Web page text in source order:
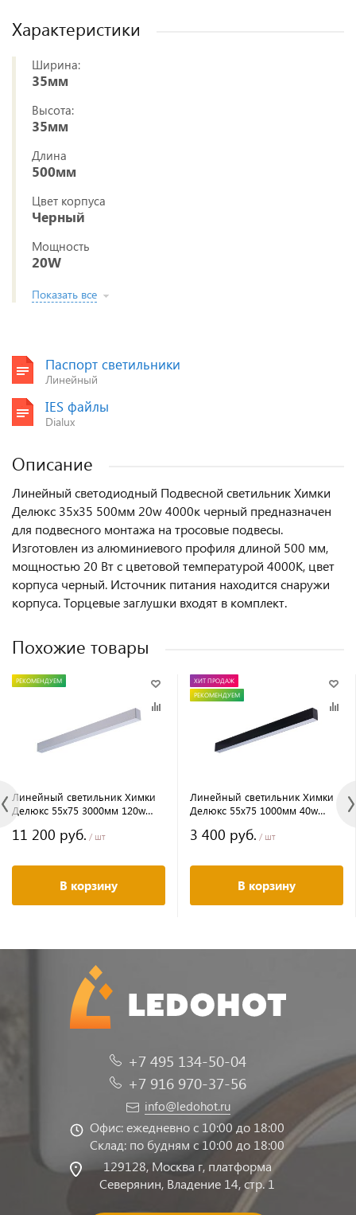
Характеристики
Ширина:
35мм
Высота:
35мм
Длина
500мм
Цвет корпуса
Черный
Мощность
20W
Показать все
Паспорт светильники
Линейный
IES файлы
Dialux
Описание
Линейный светодиодный Подвесной светильник Химки
Делюкс 35х35 500мм 20w 4000к черный предназначен
для подвесного монтажа на тросовые подвесы.
Изготовлен из алюминиевого профиля длиной 500 мм,
мощностью 20 Вт c цветовой температурой 4000K, цвет
корпуса черный. Источник питания находится снаружи
корпуса. Торцевые заглушки входят в комплект.
Похожие товары
РЕКОМЕНДУЕМ
Линейный светильник Химки
Делюкс 55х75 3000мм 120w
11 200 руб. / шт
В корзину
ХИТ ПРОДАЖ
РЕКОМЕНДУЕМ
Линейный светильник Химки
Делюкс 55х75 1000мм 40w
3 400 руб. / шт
В корзину
+7 495 134-50-04
+7 916 970-37-56
info@ledohot.ru
Офис: ежедневно с 10:00 до 18:00
Склад: по будням с 10:00 до 18:00
129128, Москва г, платформа
Северянин, Владение 14, стр. 1